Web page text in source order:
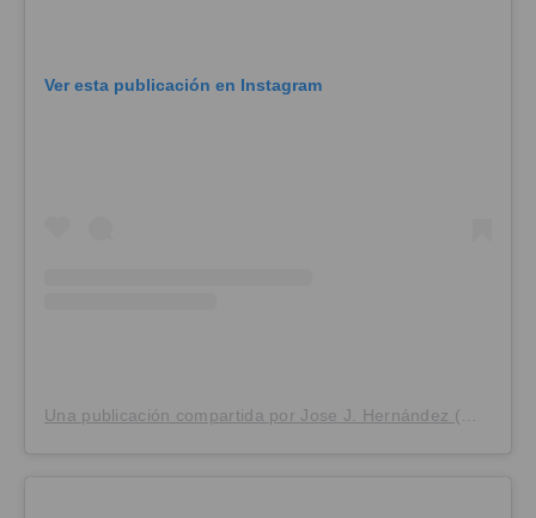
Ver esta publicación en Instagram
Una publicación compartida por Jose J. Hernández (@josej.hera)